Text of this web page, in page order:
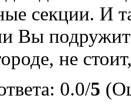
секции. И
Вы
не
0.0/5